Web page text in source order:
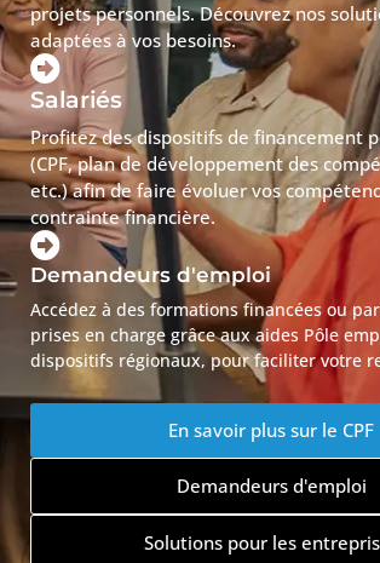
projets personnels. Découvrez nos
adaptées à vos besoins.
Salariés
Profitez des dispositifs de financement
(CPF, plan de développement des
etc.) afin de faire évoluer vos
contrainte financière.
Demandeurs d'emploi
Accédez à des formations financées ou
prises en charge grâce aux aides Pôle
dispositifs régionaux, pour faciliter votre
En savoir plus sur le CPF
Demandeurs d'emploi
Solutions pour les